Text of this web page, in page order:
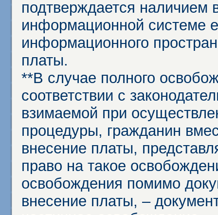
подтверждается наличием
информационной системе
информационного
платы.
**В случае полного
соответствии с
взимаемой при
процедуры, гражданин
внесение платы,
право на такое
освобождения помимо
внесение платы, –